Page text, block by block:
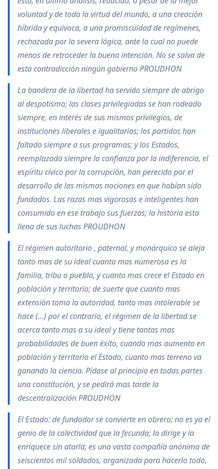
voluntad y de toda la virtud del mundo, a una creación
híbrida y equivoca, a una promiscuidad de regímenes,
rechazada por la severa lógica, ante la cual no puede
menos de retroceder la buena intención. No se salva de
esta contradicción ningún gobierno PROUDHON
La bandera de la libertad ha servido siempre de abrigo
al despotismo; las clases privilegiadas se han rodeado
siempre, en interés de sus mismos privilegios, de
instituciones liberales e igualitarias; los partidos han
faltado siempre a sus programas; y los Estados,
reemplazada siempre la confianza por la indiferencia, el
espíritu cívico por la corrupción, han perecido por el
desarrollo de las mismas nociones en que habían sido
fundados. Las razas mas vigorosas e inteligentes han
consumido en ese trabajo sus fuerzas; la historia esta
llena de sus luchas PROUDHON
El régimen autoritario , paternal, y monárquico se aleja
tanto mas de su ideal cuanto mas numerosa es la
familia, tribu o pueblo, y cuanto mas crece el Estado en
población y territorio; de suerte que cuanto mas
extensión toma la autoridad, tanto mas intolerable se
hace (…) por el contrario, el régimen de la libertad se
acerca tanto mas a su ideal y tiene tantas mas
probabilidades de buen éxito, cuando mas aumenta en
población y territorio el Estado, cuanto mas terreno va
ganando la ciencia. Pídase al principio en todas partes
una constitución, y se pedirá mas tarde la
descentralización PROUDHON
El Estado: de fundador se convierte en obrero; no es ya el
genio de la colectividad que la fecunda; la dirige y la
enriquece sin atarla; es una vasta compañía anónima de
seiscientos mil soldados, organizada para hacerlo todo,